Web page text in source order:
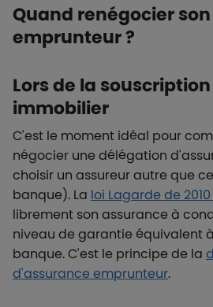
Quand renégocier
emprunteur ?
Lors de la
immobilier
C'est le moment idéal pour
négocier une délégation
choisir un assureur autre que
banque). La loi Lagarde de 2010
librement son assurance à
niveau de garantie équivalent
banque.C'est le principe de la
d'assurance emprunteur.